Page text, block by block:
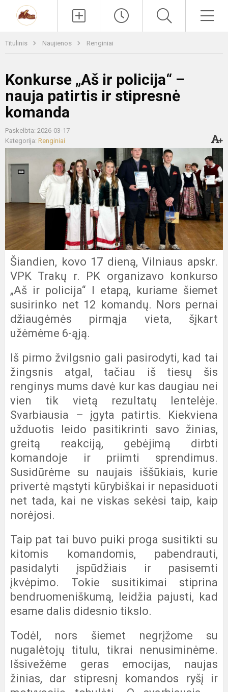
Titulinis Naujienos Renginiai
Konkurse „Aš ir policija“ –
nauja patirtis ir stipresnė
komanda
Paskelbta: 2026-03-17
Kategorija: Renginiai
Šiandien, kovo 17 dieną, Vilniaus apskr.
VPK Trakų r. PK organizavo konkurso
„Aš ir policija“ I etapą, kuriame šiemet
susirinko net 12 komandų. Nors pernai
džiaugėmės pirmąja vieta, šįkart
užėmėme 6-ąją.
Iš pirmo žvilgsnio gali pasirodyti, kad tai
žingsnis atgal, tačiau iš tiesų šis
renginys mums davė kur kas daugiau nei
vien tik vietą rezultatų lentelėje.
Svarbiausia – įgyta patirtis. Kiekviena
užduotis leido pasitikrinti savo žinias,
greitą reakciją, gebėjimą dirbti
komandoje ir priimti sprendimus.
Susidūrėme su naujais iššūkiais, kurie
privertė mąstyti kūrybiškai ir nepasiduoti
net tada, kai ne viskas sekėsi taip, kaip
norėjosi.
Taip pat tai buvo puiki proga susitikti su
kitomis komandomis, pabendrauti,
pasidalyti įspūdžiais ir pasisemti
įkvėpimo. Tokie susitikimai stiprina
bendruomeniškumą, leidžia pajusti, kad
esame dalis didesnio tikslo.
Todėl, nors šiemet negrįžome su
nugalėtojų titulu, tikrai nenusiminėme.
Išsivežėme geras emocijas, naujas
žinias, dar stipresnį komandos ryšį ir